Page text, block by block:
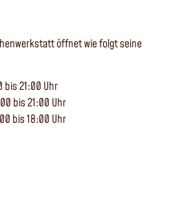
öffnet wie folgt seine
bis 21:00 Uhr
bis 21:00 Uhr
bis 18:00 Uhr